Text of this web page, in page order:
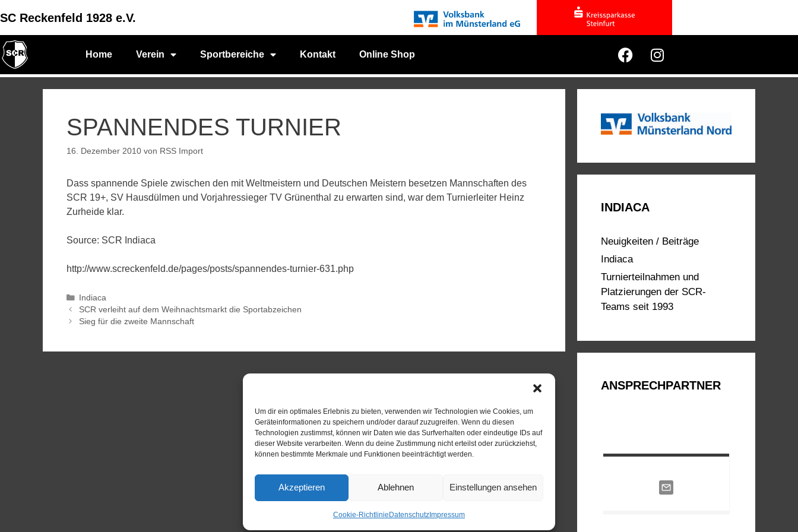
Um dir ein optimales Erlebnis zu bieten, verwenden wir Technologien wie Cookies, um
Geräteinformationen zu speichern und/oder darauf zuzugreifen. Wenn du diesen
Technologien zustimmst, können wir Daten wie das Surfverhalten oder eindeutige IDs auf
dieser Website verarbeiten. Wenn du deine Zustimmung nicht erteilst oder zurückziehst,
können bestimmte Merkmale und Funktionen beeinträchtigt werden.
Akzeptieren Ablehnen Einstellungen ansehen
Cookie-RichtlinieDatenschutzImpressum
SC Reckenfeld 1928 e.V.
Home Verein Sportbereiche Kontakt Online Shop
SPANNENDES TURNIER
16. Dezember 2010 von RSS Import
Dass spannende Spiele zwischen den mit Weltmeistern und Deutschen Meistern besetzen Mannschaften des
SCR 19+, SV Hausdülmen und Vorjahressieger TV Grünenthal zu erwarten sind, war dem Turnierleiter Heinz
Zurheide klar.
Source: SCR Indiaca
http://www.screckenfeld.de/pages/posts/spannendes-turnier-631.php
Indiaca
SCR verleiht auf dem Weihnachtsmarkt die Sportabzeichen
Sieg für die zweite Mannschaft
INDIACA
Neuigkeiten / Beiträge
Indiaca
Turnierteilnahmen und
Platzierungen der SCR-
Teams seit 1993
ANSPRECHPARTNER